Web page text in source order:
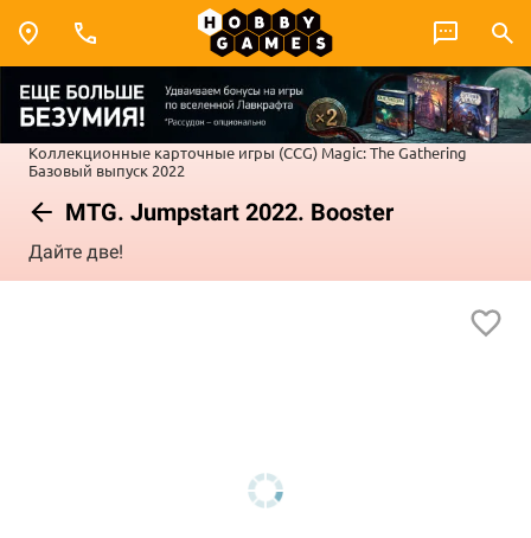
Коллекционные карточные игры (CCG) Magic: The Gathering
Базовый выпуск 2022
MTG. Jumpstart 2022. Booster
Дайте две!